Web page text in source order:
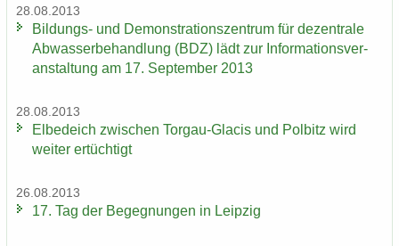
28.08.2013
Bildungs-​ und De­mons­tra­ti­ons­zen­trum für de­zen­tra­le
Ab­was­ser­be­hand­lung (BDZ) lädt zur In­for­ma­ti­ons­ver­
an­stal­tung am 17. Sep­tem­ber 2013
28.08.2013
El­be­deich zwi­schen Torgau-​Glacis und Pol­bitz wird
wei­ter er­tüch­tigt
26.08.2013
17. Tag der Be­geg­nun­gen in Leip­zig